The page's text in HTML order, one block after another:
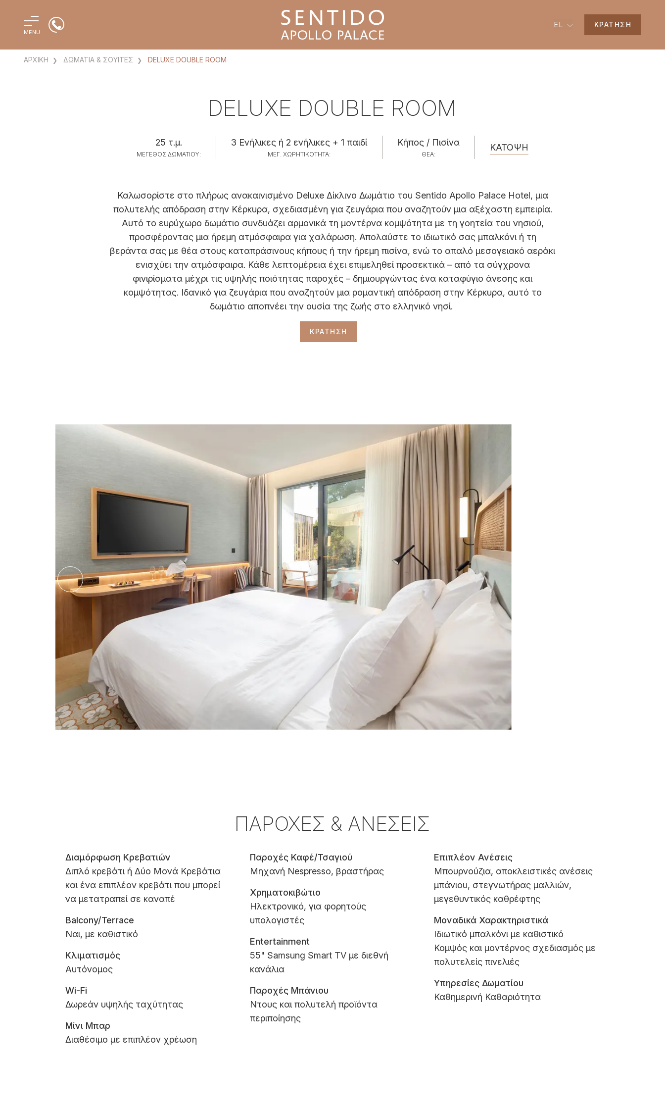
EL ΚΡΑΤΗΣΗ
MENU
ΑΡΧΙΚΗ ΔΩΜΑΤΙΑ & ΣΟΥΙΤΕΣ DELUXE DOUBLE ROOM
DELUXE DOUBLE ROOM
ΜΈΓΕΘΟΣ ΔΩΜΑΤΊΟΥ:
25 τ.μ.
ΜΈΓ. XΩΡΗΤΙΚΌΤΗΤΑ:
3 Ενήλικες ή 2 ενήλικες + 1 παιδί
ΘΈΑ:
Κήπος / Πισίνα ΚΑΤΟΨΗ
Καλωσορίστε στο πλήρως ανακαινισμένο Deluxe Δίκλινο Δωμάτιο του Sentido Apollo Palace Hotel, μια
πολυτελής απόδραση στην Κέρκυρα, σχεδιασμένη για ζευγάρια που αναζητούν μια αξέχαστη εμπειρία.
Αυτό το ευρύχωρο δωμάτιο συνδυάζει αρμονικά τη μοντέρνα κομψότητα με τη γοητεία του νησιού,
προσφέροντας μια ήρεμη ατμόσφαιρα για χαλάρωση. Απολαύστε το ιδιωτικό σας μπαλκόνι ή τη
βεράντα σας με θέα στους καταπράσινους κήπους ή την ήρεμη πισίνα, ενώ το απαλό μεσογειακό αεράκι
ενισχύει την ατμόσφαιρα. Κάθε λεπτομέρεια έχει επιμεληθεί προσεκτικά – από τα σύγχρονα
φινιρίσματα μέχρι τις υψηλής ποιότητας παροχές – δημιουργώντας ένα καταφύγιο άνεσης και
κομψότητας. Ιδανικό για ζευγάρια που αναζητούν μια ρομαντική απόδραση στην Κέρκυρα, αυτό το
δωμάτιο αποπνέει την ουσία της ζωής στο ελληνικό νησί.
ΚΡΑΤΗΣΗ
ΠΑΡΟΧΈΣ & ΑΝΈΣΕΙΣ
Διαμόρφωση Κρεβατιών
Διπλό κρεβάτι ή Δύο Μονά Κρεβάτια
και ένα επιπλέον κρεβάτι που μπορεί
να μετατραπεί σε καναπέ
Balcony/Terrace
Ναι, με καθιστικό
Κλιματισμός
Αυτόνομος
Wi-Fi
Δωρεάν υψηλής ταχύτητας
Μίνι Μπαρ
Διαθέσιμο με επιπλέον χρέωση
Παροχές Καφέ/Τσαγιού
Μηχανή Nespresso, βραστήρας
Χρηματοκιβώτιο
Ηλεκτρονικό, για φορητούς
υπολογιστές
Entertainment
55" Samsung Smart TV με διεθνή
κανάλια
Παροχές Μπάνιου
Ντους και πολυτελή προϊόντα
περιποίησης
Επιπλέον Ανέσεις
Μπουρνούζια, αποκλειστικές ανέσεις
μπάνιου, στεγνωτήρας μαλλιών,
μεγεθυντικός καθρέφτης
Μοναδικά Χαρακτηριστικά
Ιδιωτικό μπαλκόνι με καθιστικό
Κομψός και μοντέρνος σχεδιασμός με
πολυτελείς πινελιές
Υπηρεσίες Δωματίου
Καθημερινή Καθαριότητα